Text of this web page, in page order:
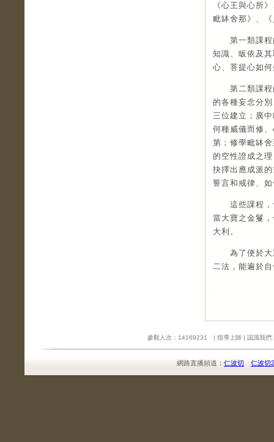
《心王與心所
毗缽舍那》、
第一類課程的
知識、皈依及
心、菩提心如
第二類課程內
的各種妄念分
三位建立；廣
何種威儀而修
第；修學毗缽
的空性證成之
抉擇出應成派
誓言和戒律、
這些課程，也
當大寶之金鬘
大利。
為了便於大眾
二法，能遍於
參觀人次：14169231 | 指導上師 | 認識我們
網路直播頻道： 仁波切 仁波切2